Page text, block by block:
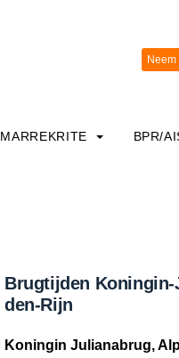
MARREKRITE BPR/
Brugtijden
den-Rijn
Koningin Julianabrug,